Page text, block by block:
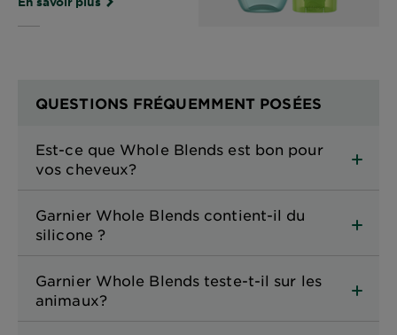
QUESTIONS FRÉQUEMMENT POSÉES
Est-ce que Whole Blends est bon pour
vos cheveux?
Garnier Whole Blends contient-il du
silicone ?
Garnier Whole Blends teste-t-il sur les
animaux?